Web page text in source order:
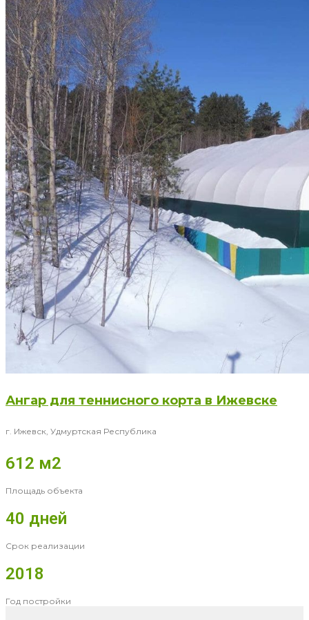
Ангар для теннисного корта в Ижевске
г. Ижевск, Удмуртская Республика
612 м2
Площадь объекта
40 дней
Срок реализации
2018
Год постройки